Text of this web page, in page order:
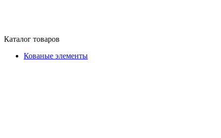
Каталог товаров
Кованые элементы